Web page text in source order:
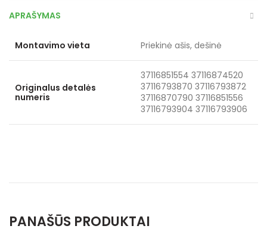
APRAŠYMAS
Montavimo vieta Priekinė ašis, dešinė
Originalus detalės
numeris
37116851554 37116874520
37116793870 37116793872
37116870790 37116851556
37116793904 37116793906
PANAŠŪS PRODUKTAI